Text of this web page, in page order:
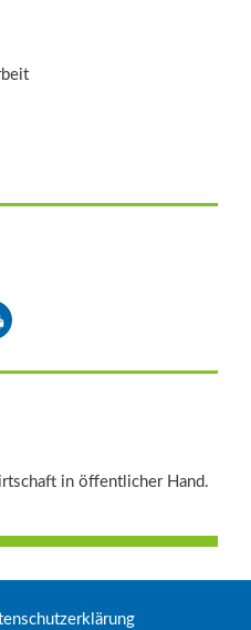
in öffentlicher Hand.